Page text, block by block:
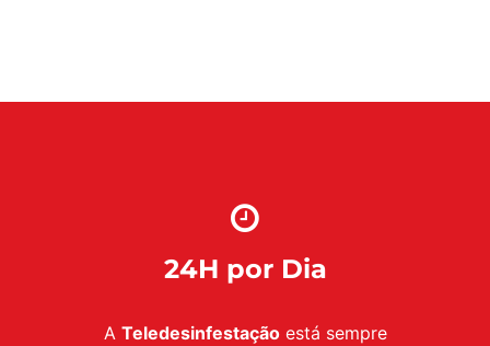
24H por Dia
A Teledesinfestaçãoestá sempre